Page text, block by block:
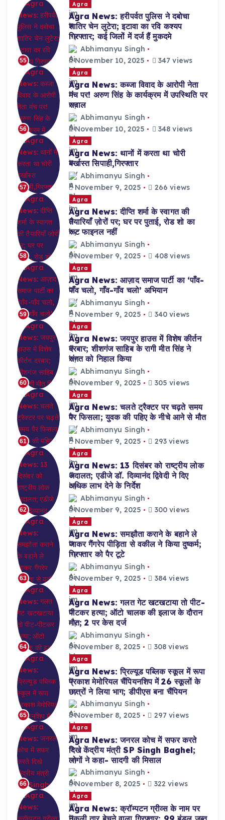
55
Agra
Agra News: हरीपर्वत पुलिस ने दबोचा
शातिर चेन लुटेरा; इटावा का रवि कश्यप
गिरफ्तार; कई जिलों में दर्ज हैं मुकदमे
Abhimanyu Singh
November 10, 2025
347 views
56
Agra
Agra News: कब्जा विवाद के आरोपी नेता
मंच पर! अरुण सिंह के कार्यक्रम में उपस्थिति पर
सवाल
Abhimanyu Singh
November 10, 2025
348 views
57
Agra
Agra News: थानों में करता था चोरी
बर्खास्त सिपाही,गिरफ्तार
Abhimanyu Singh
November 9, 2025
266 views
58
Agra
Agra News: दीप्ति शर्मा के स्वागत की
तैयारियाँ ज़ोरों पर; घर पर पुताई, रोड शो का
रूट फाइनल नहीं
Abhimanyu Singh
November 9, 2025
408 views
59
Agra
Agra News: आज़ाद समाज पार्टी का ‘पाँव-
पाँव चलो, गाँव-गाँव चलो’ अभियान
Abhimanyu Singh
November 9, 2025
340 views
60
Agra
Agra News: जयपुर हाउस में विशेष कीर्तन
दरबार; शीशगंज साहिब के रागी मीत सिंह ने
संगत को निहाल किया
Abhimanyu Singh
November 9, 2025
305 views
61
Agra
Agra News: चलते ट्रैक्टर पर चढ़ते समय
पैर फिसला; युवक की पहिए के नीचे आने से मौत
Abhimanyu Singh
November 9, 2025
293 views
62
Agra
Agra News: 13 दिसंबर को राष्ट्रीय लोक
अदालत; एडीजे डॉ. दिव्यानंद द्विवेदी ने दिए
अधिक लाभ देने के निर्देश
Abhimanyu Singh
November 9, 2025
300 views
63
Agra
Agra News: समझौता कराने के बहाने ले
जाकर गैंगरेप पीड़िता से वकील ने किया दुष्कर्म;
गिरफ्तार को पैर टूटे
Abhimanyu Singh
November 9, 2025
384 views
64
Agra
Agra News: गलत गेट खटखटाया तो पीट-
पीटकर हत्या; ऑटो चालक की इलाज के दौरान
मौत; 2 पर केस दर्ज
Abhimanyu Singh
November 8, 2025
308 views
65
Agra
Agra News: प्रिल्यूड पब्लिक स्कूल में रूपा
प्रकाश मेमोरियल चैंपियनशिप में 26 स्कूलों के
छात्रों ने लिया भाग; डीपीएस बना चैंपियन
Abhimanyu Singh
November 8, 2025
297 views
66
Agra
Agra News: जनरल कोच में सफर करते
दिखे केंद्रीय मंत्री SP Singh Baghel;
लोगों ने कहा- सादगी की मिसाल
Abhimanyu Singh
November 8, 2025
322 views
Agra
Agra News: क्रॉम्पटन ग्रीव्स के नाम पर